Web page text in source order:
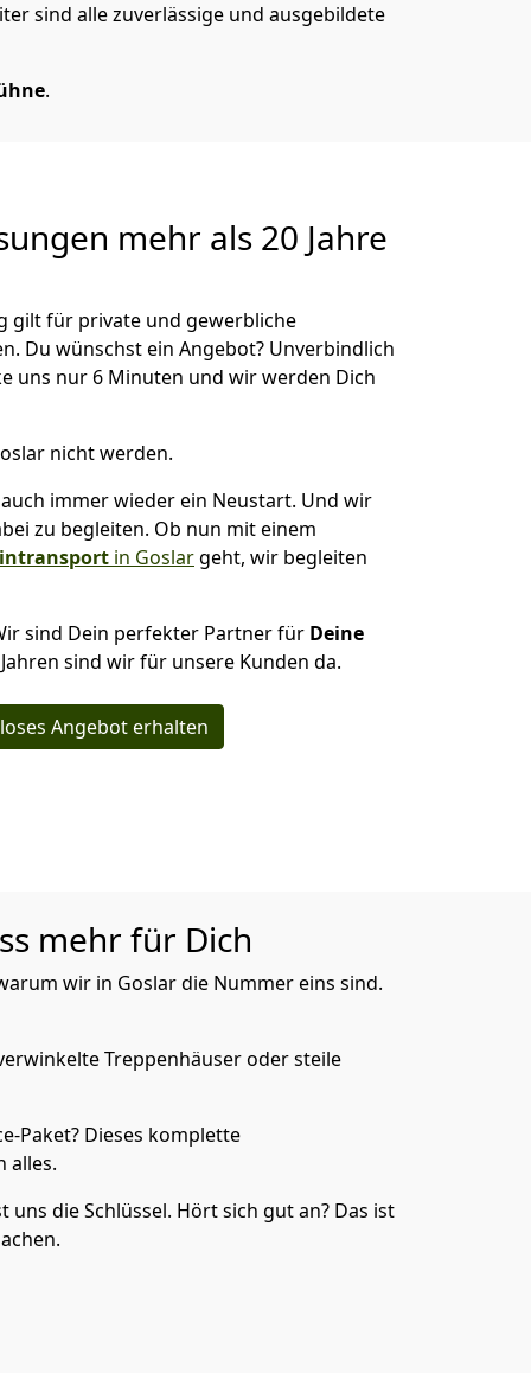
sind alle zuverlässige und ausgebildete
.
mehr als 20 Jahre
gilt für private und gewerbliche
Du wünschst ein Angebot? Unverbindlich
uns nur 6 Minuten und wir werden Dich
nicht werden.
immer wieder ein Neustart. Und wir
zu begleiten. Ob nun mit einem
in Goslargeht, wir begleiten
sind Dein perfekter Partner für Deine
sind wir für unsere Kunden da.
Angebot erhalten
mehr für Dich
wir in Goslar die Nummer eins sind.
Treppenhäuser oder steile
Paket? Dieses komplette
alles.
die Schlüssel. Hört sich gut an? Das ist